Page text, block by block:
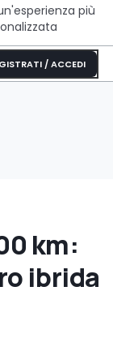
più
/ ACCEDI
km:
ibrida